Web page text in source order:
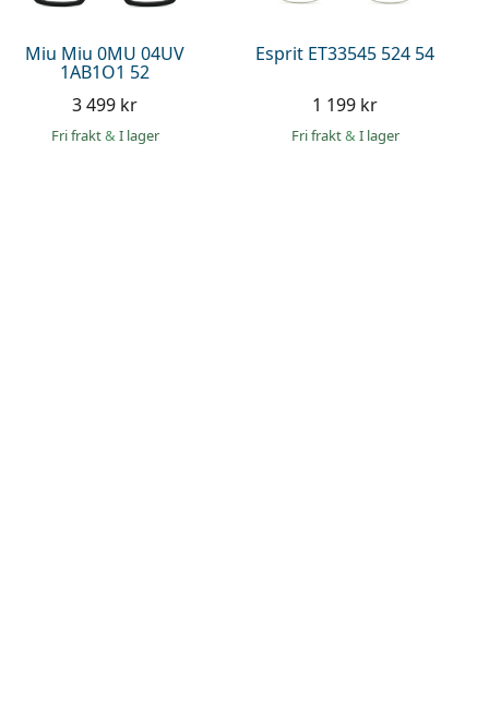
Miu Miu 0MU 04UV
1AB1O1 52
3 499 kr
Fri frakt& I lager
Esprit ET33545 524 54
1 199 kr
Fri frakt& I lager